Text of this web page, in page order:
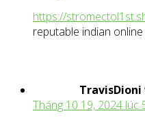
https://
reputable indian
TravisDioni
Tháng 10 19, 2024 lúc